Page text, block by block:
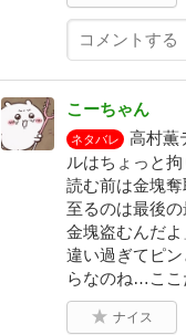
こーちゃん
ネタバレ
高村薫
ルはちょっと
読む前は金塊
至るのは最後
金塊盗むんだ
違い過ぎてピ
らなのね…ここ
ナイス